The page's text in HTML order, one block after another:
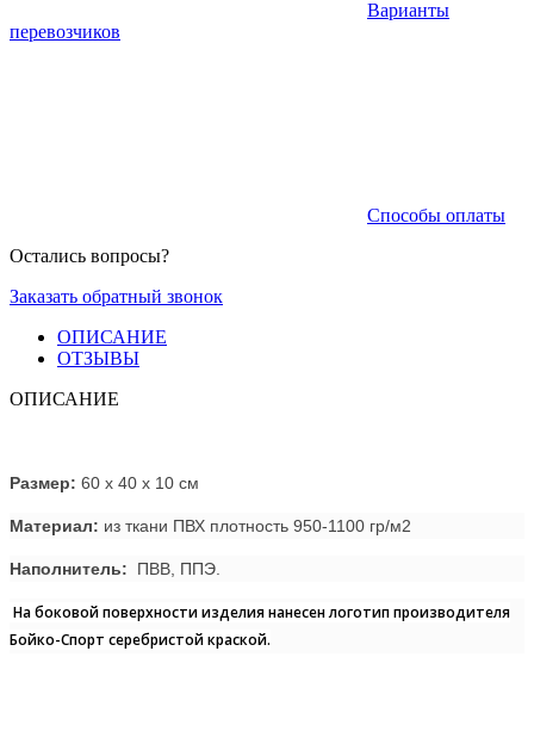
Варианты
перевозчиков
Способы оплаты
Остались вопросы?
Заказать обратный звонок
ОПИСАНИЕ
ОТЗЫВЫ
ОПИСАНИЕ
Размер: 60 х 40 х 10 см
Материал: из ткани ПВХ плотность 950-1100 гр/м2
Наполнитель: ПВВ, ППЭ.
На боковой поверхности изделия нанесен логотип производителя
Бойко-Спорт серебристой краской.